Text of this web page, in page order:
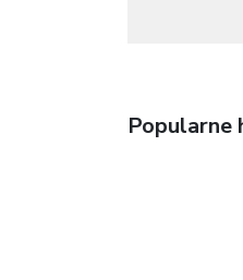
Popularne